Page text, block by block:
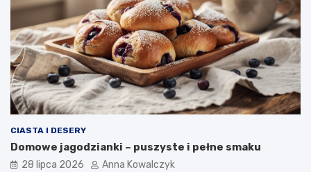
CIASTA I DESERY
Domowe jagodzianki – puszyste i pełne smaku
28 lipca 2026 Anna Kowalczyk